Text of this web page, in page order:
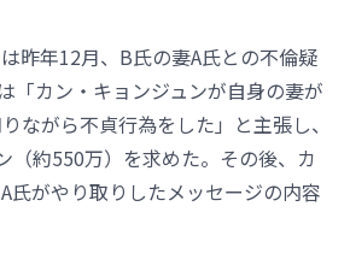
昨年12月、B氏の妻A氏との不倫疑
「カン・キョンジュンが自身の妻が
ながら不貞行為をした」と主張し、
（約550万）を求めた。その後、カ
氏がやり取りしたメッセージの内容